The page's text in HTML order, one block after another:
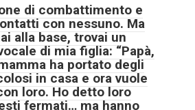
di combattimento e
con nessuno. Ma
alla base, trovai un
di mia figlia: “Papà,
ha portato degli
in casa e ora vuole
loro. Ho detto loro
fermati… ma hanno